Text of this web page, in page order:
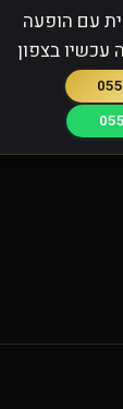
עם הופעה
עכשיו בצפון